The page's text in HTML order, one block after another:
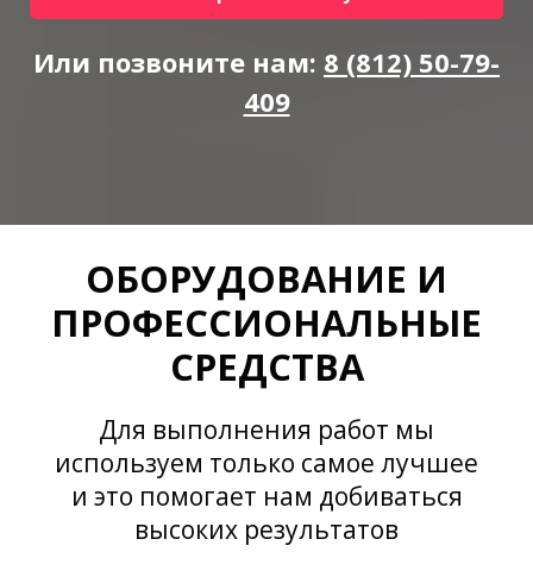
Или позвоните нам: 8 (812) 50-79-
409
ОБОРУДОВАНИЕ И
ПРОФЕССИОНАЛЬНЫЕ
СРЕДСТВА
Для выполнения работ мы
используем только самое лучшее
и это помогает нам добиваться
высоких результатов